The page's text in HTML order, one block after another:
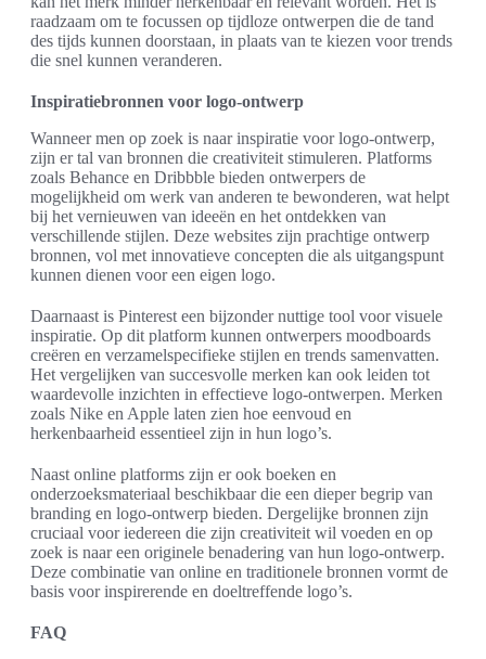
raadzaam om te focussen op tijdloze ontwerpen die de tand
des tijds kunnen doorstaan, in plaats van te kiezen voor trends
die snel kunnen veranderen.
Inspiratiebronnen voor logo-ontwerp
Wanneer men op zoek is naar inspiratie voor logo-ontwerp,
zijn er tal van bronnen die creativiteit stimuleren. Platforms
zoals Behance en Dribbble bieden ontwerpers de
mogelijkheid om werk van anderen te bewonderen, wat helpt
bij het vernieuwen van ideeën en het ontdekken van
verschillende stijlen. Deze websites zijn prachtige ontwerp
bronnen, vol met innovatieve concepten die als uitgangspunt
kunnen dienen voor een eigen logo.
Daarnaast is Pinterest een bijzonder nuttige tool voor visuele
inspiratie. Op dit platform kunnen ontwerpers moodboards
creëren en verzamelspecifieke stijlen en trends samenvatten.
Het vergelijken van succesvolle merken kan ook leiden tot
waardevolle inzichten in effectieve logo-ontwerpen. Merken
zoals Nike en Apple laten zien hoe eenvoud en
herkenbaarheid essentieel zijn in hun logo’s.
Naast online platforms zijn er ook boeken en
onderzoeksmateriaal beschikbaar die een dieper begrip van
branding en logo-ontwerp bieden. Dergelijke bronnen zijn
cruciaal voor iedereen die zijn creativiteit wil voeden en op
zoek is naar een originele benadering van hun logo-ontwerp.
Deze combinatie van online en traditionele bronnen vormt de
basis voor inspirerende en doeltreffende logo’s.
FAQ